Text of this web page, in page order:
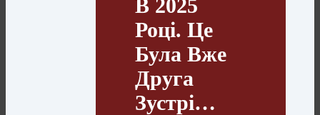
В 2025
Році. Це
Була Вже
Друга
Зустрі…